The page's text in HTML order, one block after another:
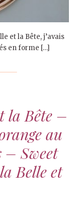
et la Bête, j’avais
en forme […]
la Bête –
au
– Sweet
Belle et